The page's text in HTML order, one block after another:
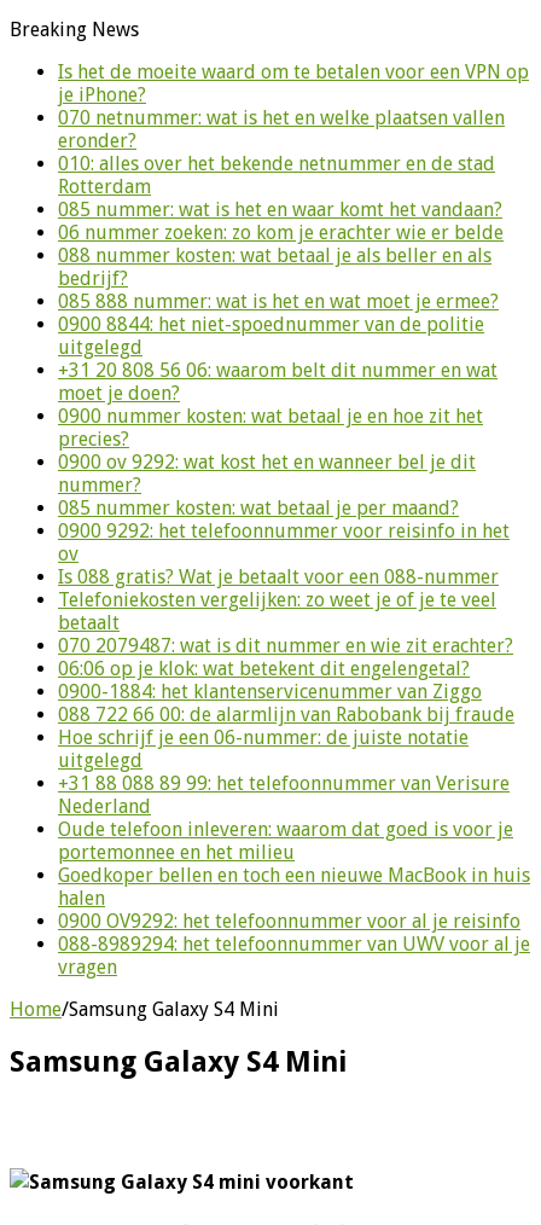
Breaking News
Is het de moeite waard om te betalen voor een VPN op
je iPhone?
070 netnummer: wat is het en welke plaatsen vallen
eronder?
010: alles over het bekende netnummer en de stad
Rotterdam
085 nummer: wat is het en waar komt het vandaan?
06 nummer zoeken: zo kom je erachter wie er belde
088 nummer kosten: wat betaal je als beller en als
bedrijf?
085 888 nummer: wat is het en wat moet je ermee?
0900 8844: het niet-spoednummer van de politie
uitgelegd
+31 20 808 56 06: waarom belt dit nummer en wat
moet je doen?
0900 nummer kosten: wat betaal je en hoe zit het
precies?
0900 ov 9292: wat kost het en wanneer bel je dit
nummer?
085 nummer kosten: wat betaal je per maand?
0900 9292: het telefoonnummer voor reisinfo in het
ov
Is 088 gratis? Wat je betaalt voor een 088-nummer
Telefoniekosten vergelijken: zo weet je of je te veel
betaalt
070 2079487: wat is dit nummer en wie zit erachter?
06:06 op je klok: wat betekent dit engelengetal?
0900-1884: het klantenservicenummer van Ziggo
088 722 66 00: de alarmlijn van Rabobank bij fraude
Hoe schrijf je een 06-nummer: de juiste notatie
uitgelegd
+31 88 088 89 99: het telefoonnummer van Verisure
Nederland
Oude telefoon inleveren: waarom dat goed is voor je
portemonnee en het milieu
Goedkoper bellen en toch een nieuwe MacBook in huis
halen
0900 OV9292: het telefoonnummer voor al je reisinfo
088-8989294: het telefoonnummer van UWV voor al je
vragen
Home/Samsung Galaxy S4 Mini
Samsung Galaxy S4 Mini